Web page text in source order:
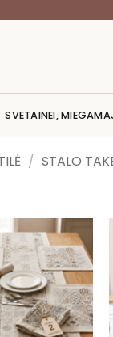
SVETAINEI,
/ STALO